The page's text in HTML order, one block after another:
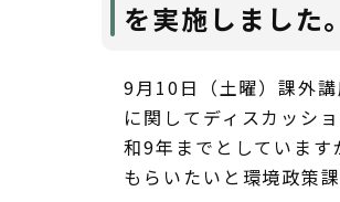
を実施しました。
9月10日（土曜）課外
に関してディスカッシ
和9年までとしていま
もらいたいと環境政策